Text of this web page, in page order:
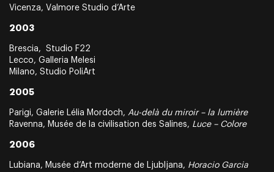
Vicenza, Valmore Studio d’Arte
2003
Brescia, Studio F22
Lecco, Galleria Melesi
Milano, Studio PoliArt
2005
Parigi, Galerie Lélia Mordoch, Au-delà du miroir – la lumière
Ravenna, Musée de la civilisation des Salines, Luce – Colore
2006
Lubiana, Musée d’Art moderne de Ljubljana, Horacio Garcia